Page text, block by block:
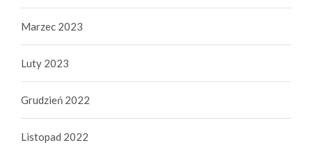
Marzec 2023
Luty 2023
Grudzień 2022
Listopad 2022